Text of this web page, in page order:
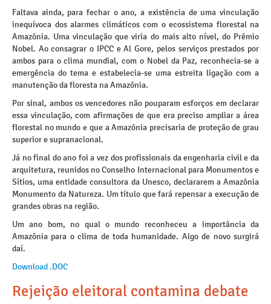
Faltava ainda, para fechar o ano, a existência de uma vinculação
inequívoca dos alarmes climáticos com o ecossistema florestal na
Amazônia. Uma vinculação que viria do mais alto nível, do Prêmio
Nobel. Ao consagrar o IPCC e Al Gore, pelos serviços prestados por
ambos para o clima mundial, com o Nobel da Paz, reconhecia-se a
emergência do tema e estabelecia-se uma estreita ligação com a
manutenção da floresta na Amazônia.
Por sinal, ambos os vencedores não pouparam esforços em declarar
essa vinculação, com afirmações de que era preciso ampliar a área
florestal no mundo e que a Amazônia precisaria de proteção de grau
superior e supranacional.
Já no final do ano foi a vez dos profissionais da engenharia civil e da
arquitetura, reunidos no Conselho Internacional para Monumentos e
Sítios, uma entidade consultora da Unesco, declararem a Amazônia
Monumento da Natureza. Um título que fará repensar a execução de
grandes obras na região.
Um ano bom, no qual o mundo reconheceu a importância da
Amazônia para o clima de toda humanidade. Algo de novo surgirá
daí.
Download .DOC
Rejeição eleitoral contamina debate